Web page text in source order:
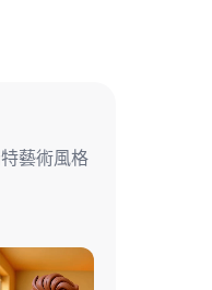
藝術風格